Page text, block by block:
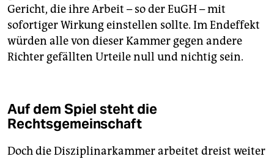
Gericht, die ihre Arbeit – so der EuGH – mit
sofortiger Wirkung einstellen sollte. Im Endeffekt
würden alle von dieser Kammer gegen andere
Richter gefällten Urteile null und nichtig sein.
Auf dem Spiel steht die
Rechtsgemeinschaft
Doch die Disziplinarkammer arbeitet dreist weiter